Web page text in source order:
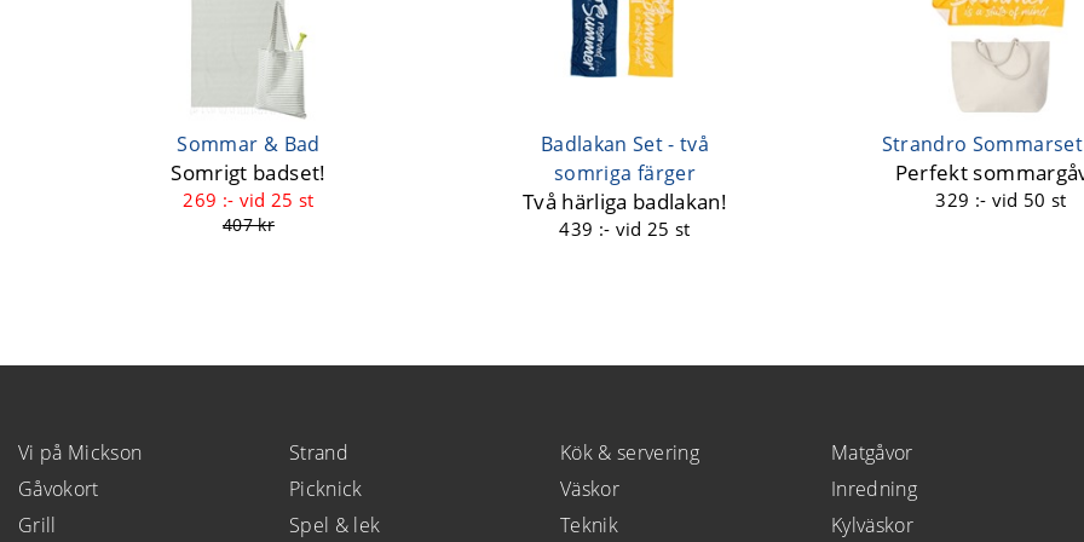
Sommar & Bad
Somrigt badset!
269 :- vid 25 st
407 kr
Badlakan Set - två
somriga färger
Två härliga badlakan!
439 :- vid 25 st
Strandro
Perfekt
329 :- vid 50 st
Vi på Mickson
Gåvokort
Grill
Strand
Picknick
Spel & lek
Kök & servering
Väskor
Teknik
Matgåvor
Inredning
Kylväskor